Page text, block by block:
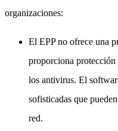
organizaciones:
El EPP no ofrece una
proporciona
los antivirus. El
sofisticadas que
red.